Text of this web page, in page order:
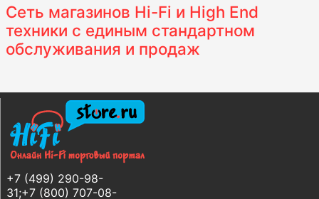
Сеть магазинов Hi-Fi и High End
техники с единым стандартном
обслуживания и продаж
+7 (499) 290-98-
31;+7 (800) 707-08-